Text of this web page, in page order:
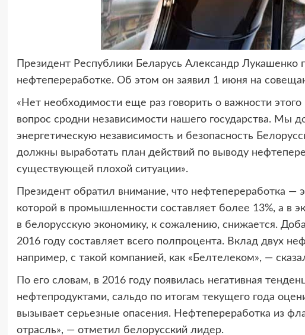
Президент Республики Беларусь Александр Лукашенко
нефтепереработке. Об этом он заявил 1 июня на
«Нет необходимости еще раз говорить о важности
вопрос сродни независимости нашего государства. Мы
энергетическую независимость и безопасность
должны выработать план действий по выводу
существующей плохой ситуации».
Президент обратил внимание, что нефтепереработка —
которой в промышленности составляет более 13%, а в
в белорусскую экономику, к сожалению, снижается.
2016 году составляет всего полпроцента. Вклад двух
например, с такой компанией, как «Белтелеком», —
По его словам, в 2016 году появилась негативная
нефтепродуктами, сальдо по итогам текущего года
вызывает серьезные опасения. Нефтепереработка из
отрасль», — отметил белорусский лидер.